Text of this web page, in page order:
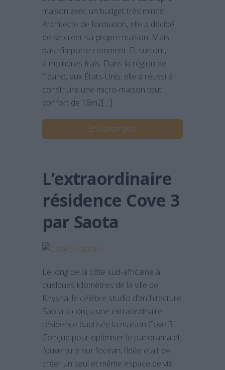
maison avec un budget très mince.
Architecte de formation, elle a décidé
de se créer sa propre maison. Mais
pas n’importe comment. Et surtout,
à moindres frais. Dans la région de
l’Idaho, aux États-Unis, elle a réussi à
construire une micro-maison tout
confort de 18m2[…]
En savoir plus
L’extraordinaire
résidence Cove 3
par Saota
Le long de la côte sud-africaine à
quelques kilomètres de la ville de
Knysna, le célèbre studio d’architecture
Saota a conçu une extraordinaire
résidence baptisée la maison Cove 3
Conçue pour optimiser le panorama et
l’ouverture sur l’océan, l’idée était de
créer un seul et même espace de vie